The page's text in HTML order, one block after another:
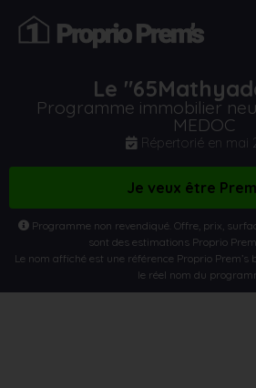
Le
Programme immobilier
MEDOC
Répertorié en mai
Je veux être
Programme non revendiqué. Offre, prix,
sont des estimations Proprio
Le nom affiché est une référence Proprio Prem’s
le réel nom du